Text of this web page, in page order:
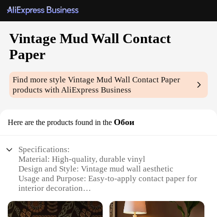
Vintage Mud Wall Contact
Paper
Find more styleVintage Mud Wall Contact Paper
products with AliExpress Business
Here are the products found in the Обои
Specifications:
Material: High-quality, durable vinyl
Design and Style: Vintage mud wall aesthetic
Usage and Purpose: Easy-to-apply contact paper for
interior decoration
furniture, and DIY projects